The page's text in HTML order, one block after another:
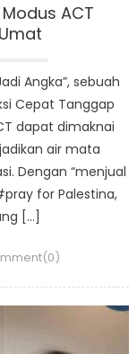
ACT
Angka”, sebuah
Cepat Tanggap
dapat dimaknai
air mata
Dengan “menjual
for Palestina,
[…]